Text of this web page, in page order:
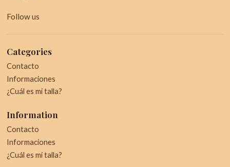
Follow us
Categories
Contacto
Informaciones
¿Cuál es mi talla?
Information
Contacto
Informaciones
¿Cuál es mi talla?